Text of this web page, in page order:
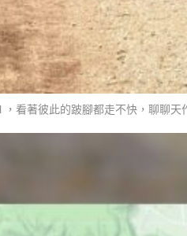
看著彼此的跛腳都走不快，聊聊